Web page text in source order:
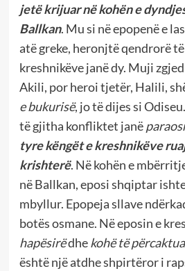
jetë krijuar në kohën e
Ballkan. Mu si në epopenë e
atë greke, heronjtë qendrorë
kreshnikëve janë dy. Muji
Akili, por heroi tjetër, Halili,
e bukurisë, jo të dijes si
të gjitha konfliktet janë
tyre këngët e kreshnikëve
krishterë. Në kohën e
në Ballkan, eposi shqiptar
mbyllur. Epopeja sllave
botës osmane. Në eposin e
hapësirëdhe kohë të
është një atdhe shpirtëror i